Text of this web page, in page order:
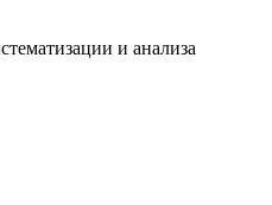
и анализа